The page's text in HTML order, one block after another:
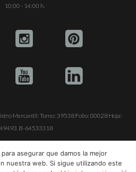
10:00 - 14:00 h.
Mercantil: Tomo: 39538 Folio: 00028 Hoja:
B-64533318
ALQUILER DE YATES EN IBIZA S.L.
asegurar que damos la mejor
nuestra web. Si sigue utilizando este